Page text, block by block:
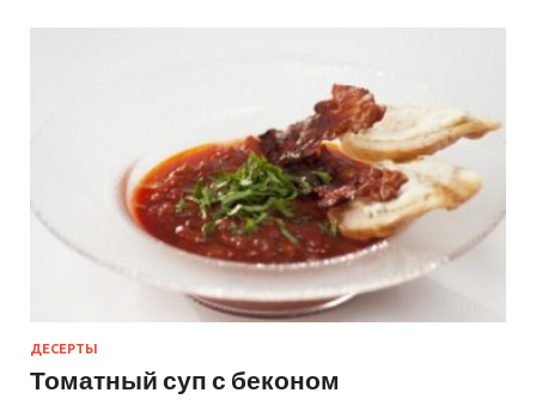
ДЕСЕРТЫ
Томатный суп с беконом